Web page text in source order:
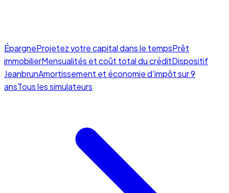
ÉpargneProjetez votre capital dans le tempsPrêt
immobilierMensualités et coût total du créditDispositif
JeanbrunAmortissement et économie d'impôt sur 9
ansTous les simulateurs